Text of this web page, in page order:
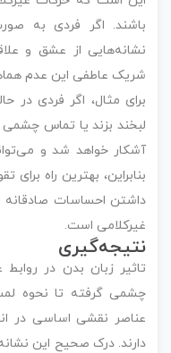
باشند. اگر فردی به
نشانه‌هایی از عشق و
شریک عاطفی این عدم
برای مثال، اگر فردی در
لبخند بزند یا تماس چشمی
آشکار خواهد شد و
بنابراین، بهترین راه برای
داشتن احساسات صادقانه
غیرکلامی است.
نتیجه‌گیری
تاثیر زبان بدن در روابط
چشمی گرفته تا نحوه
عناصر نقشی اساسی در
دارند. درک صحیح این